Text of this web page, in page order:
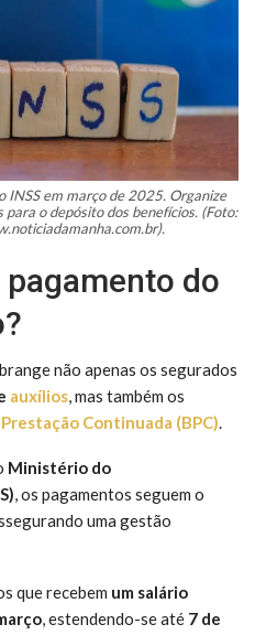
INSS em março de 2025. Organize
para o depósito dos benefícios. (Foto:
pagamento do
não apenas os segurados
auxílios, mas também os
Continuada (BPC).
Ministério do
, os pagamentos seguem o
uma gestão
que recebem um salário
, estendendo-se até 7 de